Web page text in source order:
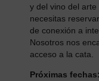
y del vino del
necesitas
de conexión a
Nosotros nos
acceso a la cata.
Próximas fechas: